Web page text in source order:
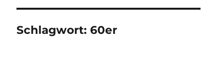
Schlagwort: 60er